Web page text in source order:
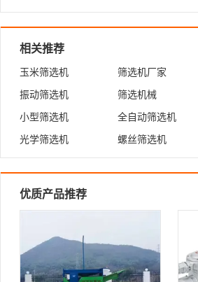
相关推荐
玉米筛选机 筛选机厂家
振动筛选机 筛选机械
小型筛选机 全自动筛选机
光学筛选机 螺丝筛选机
优质产品推荐